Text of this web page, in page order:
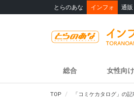
とらのあな インフォ 通販
総合 女性向け
TOP 「コミケカタログ」の